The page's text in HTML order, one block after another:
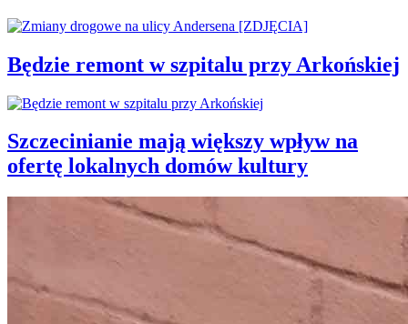
Będzie remont w szpitalu przy Arkońskiej
Szczecinianie mają większy wpływ na
ofertę lokalnych domów kultury